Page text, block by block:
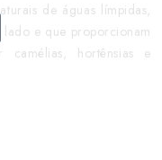
de águas límpidas,
e que proporcionam
hortênsias e